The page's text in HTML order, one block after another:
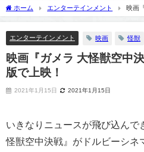
ホーム エンターテインメント
映画
エンターテインメント 映画 怪獣
映画『ガメラ 大怪獣空中
版で上映！
2021年1月15日 2021年1月15日
いきなりニュースが飛び込んで
怪獣空中決戦』がドルビーシネ